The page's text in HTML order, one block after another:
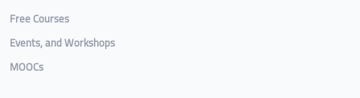
Free Courses
Events, and Workshops
MOOCs